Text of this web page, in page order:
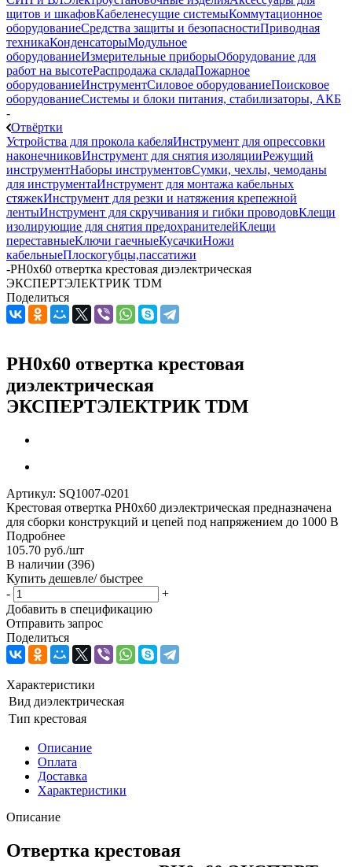
щитов и шкафовКабеленесущие системыКоммутационное
оборудованиеСредства защиты и безопасностиПриводная
техникаКонденсаторыМодульное
оборудованиеИзмерительные приборыОборудование для
работ на высотеРаспродажа складаПожарное
оборудованиеИнструментСиловое оборудованиеПоисковое
оборудованиеСистемы и блоки питания, стабилизаторы, АКБ
-
Отвёртки
Устройства для прокола кабеляИнструмент для опрессовки
наконечниковИнструмент для снятия изоляцииРежущий
инструментНаборы инструментовСумки, чехлы, чемоданы
для инструментаИнструмент для монтажа кабельных
стяжекИнструмент для резки и натяжения крепежной
лентыИнструмент для скручивания и гибки проводовКлещи
изолирующие для снятия предохранителейКлещи
переставныеКлючи гаечныеКусачкиНожи
кабельныеПлоскогубцы,пассатижи
-PH0x60 отвертка крестовая диэлектрическая
ЭКСПЕРТЭЛЕКТРИК TDM
Поделиться
PH0x60 отвертка крестовая
диэлектрическая
ЭКСПЕРТЭЛЕКТРИК TDM
Артикул: SQ1007-0201
Крестовая отвертка PH0x60 диэлектрическая предназначена
для сборки конструкций и цепей под напряжением до 1000 В
Подробнее
105.70 руб./шт
В наличии (396)
Купить дешевле/ быстрее
-
+
Добавить в спецификацию
Отправить запрос
Поделиться
Характеристики
Вид диэлектрическая
Тип крестовая
Описание
Оплата
Доставка
Характеристики
Описание
Отвертка крестовая